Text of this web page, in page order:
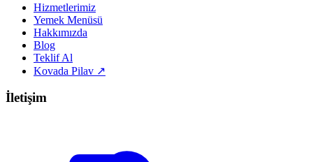
Hizmetlerimiz
Yemek Menüsü
Hakkımızda
Blog
Teklif Al
Kovada Pilav ↗
İletişim